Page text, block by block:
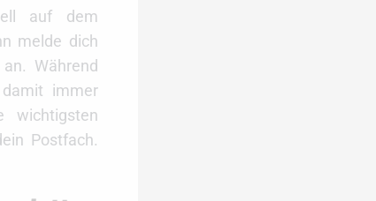
auf dem
melde dich
Während
immer
wichtigsten
Postfach.